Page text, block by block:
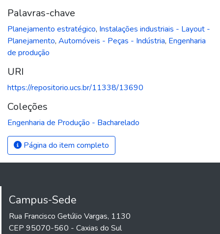
Palavras-chave
Planejamento estratégico, Instalações industriais - Layout -
Planejamento, Automóveis - Peças - Indústria, Engenharia
de produção
URI
https://repositorio.ucs.br/11338/13690
Coleções
Engenharia de Produção - Bacharelado
Página do item completo
Campus-Sede
Rua Francisco Getúlio Vargas, 1130
CEP 95070-560 - Caxias do Sul